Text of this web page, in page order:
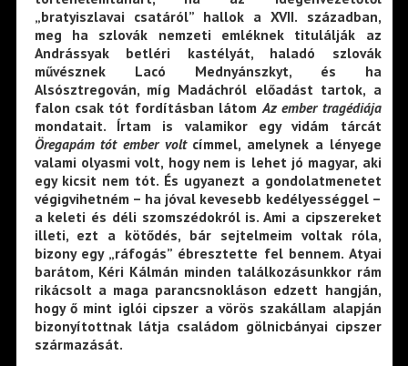
„bratyiszlavai csatáról” hallok a XVII. században,
meg ha szlovák nemzeti emléknek titulálják az
Andrássyak betléri kastélyát, haladó szlovák
művésznek Lacó Mednyánszkyt, és ha
Alsósztregován, míg Madáchról előadást tartok, a
falon csak tót fordításban látomAz ember tragédiája
mondatait. Írtam is valamikor egy vidám tárcát
Öregapám tót ember voltcímmel, amelynek a lényege
valami olyasmi volt, hogy nem is lehet jó magyar, aki
egy kicsit nem tót. És ugyanezt a gondolatmenetet
végigvihetném – ha jóval kevesebb kedélyességgel –
a keleti és déli szomszédokról is. Ami a cipszereket
illeti, ezt a kötődés, bár sejtelmeim voltak róla,
bizony egy „ráfogás” ébresztette fel bennem. Atyai
barátom, Kéri Kálmán minden találkozásunkkor rám
rikácsolt a maga parancsnokláson edzett hangján,
hogy ő mint iglói cipszer a vörös szakállam alapján
bizonyítottnak látja családom gölnicbányai cipszer
származását.